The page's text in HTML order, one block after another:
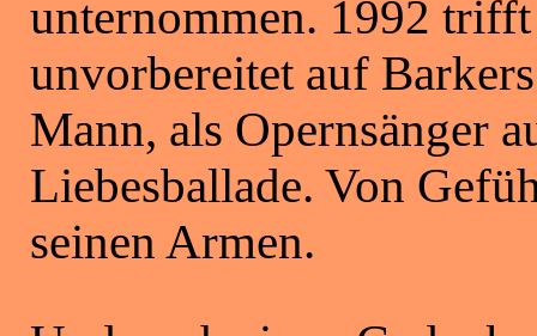
unternommen. 1992
unvorbereitet auf
Mann, als Opernsänger
Liebesballade. Von
seinen Armen.